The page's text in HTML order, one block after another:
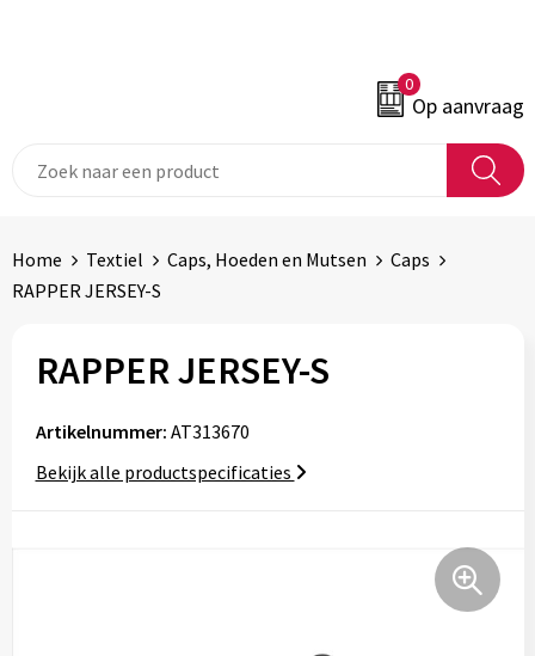
0
Op aanvraag
Home Textiel Caps, Hoeden en Mutsen
Caps
RAPPER JERSEY-S
RAPPER JERSEY-S
Artikelnummer: AT313670
Bekijk alle productspecificaties